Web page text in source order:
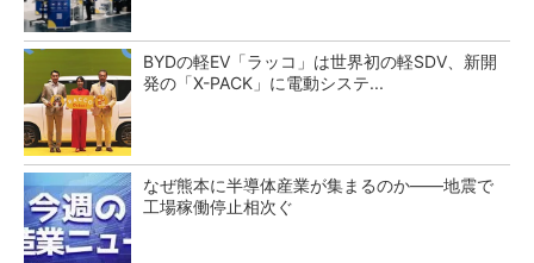
BYDの軽EV「ラッコ」は世界初の軽SDV、新開
発の「X-PACK」に電動システ...
なぜ熊本に半導体産業が集まるのか――地震で
工場稼働停止相次ぐ